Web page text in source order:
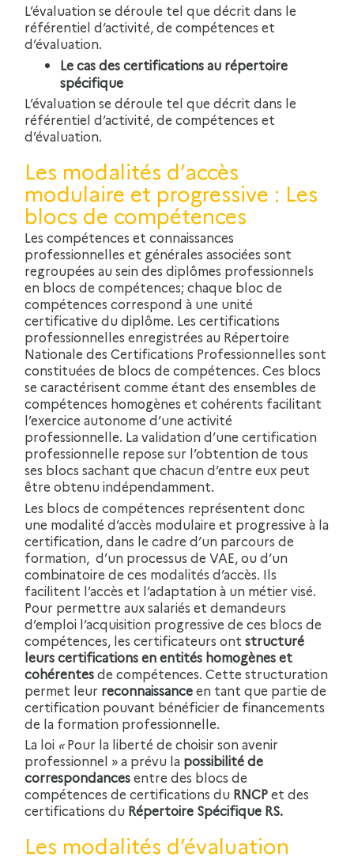
L’évaluation se déroule tel que décrit dans le
référentiel d’activité, de compétences et
d’évaluation.
Le cas des certifications au répertoire
spécifique
L’évaluation se déroule tel que décrit dans le
référentiel d’activité, de compétences et
d’évaluation.
Les modalités d’accès
modulaire et progressive : Les
blocs de compétences
Les compétences et connaissances
professionnelles et générales associées sont
regroupées au sein des diplômes professionnels
en blocs de compétences; chaque bloc de
compétences correspond à une unité
certificative du diplôme. Les certifications
professionnelles enregistrées au Répertoire
Nationale des Certifications Professionnelles sont
constituées de blocs de compétences. Ces blocs
se caractérisent comme étant des ensembles de
compétences homogènes et cohérents facilitant
l’exercice autonome d’une activité
professionnelle. La validation d’une certification
professionnelle repose sur l’obtention de tous
ses blocs sachant que chacun d’entre eux peut
être obtenu indépendamment.
Les blocs de compétences représentent donc
une modalité d’accès modulaire et progressive à la
certification, dans le cadre d’un parcours de
formation, d’un processus de VAE, ou d’un
combinatoire de ces modalités d’accès. Ils
facilitent l’accès et l’adaptation à un métier visé.
Pour permettre aux salariés et demandeurs
d’emploi l’acquisition progressive de ces blocs de
compétences, les certificateurs ontstructuré
leurs certifications en entités homogènes et
cohérentesde compétences. Cette structuration
permet leur reconnaissanceen tant que partie de
certification pouvant bénéficier de financements
de la formation professionnelle.
La loi «Pour la liberté de choisir son avenir
professionnel » a prévu la possibilité de
correspondancesentre des blocs de
compétences de certifications du RNCPet des
certifications du Répertoire Spécifique RS.
Les modalités d’évaluation